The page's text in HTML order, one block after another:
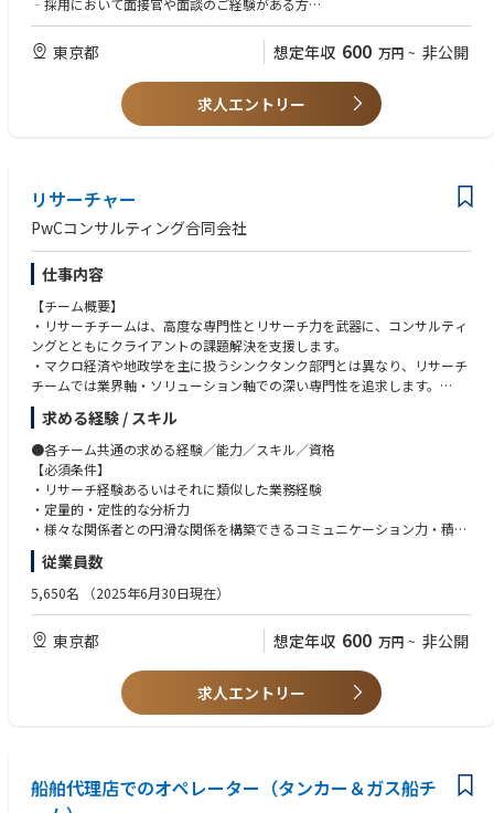
‐採用において面接官や面談のご経験がある方
【求められる資質】
以下を特に重視します。
‐企業にとって良い人材を採用することの重要性を理解し熱意をもって企
画～実行リード出来ること
‐課題を分析し、その解決方法を自ら提案できること
‐リクルーターとして学生に接するうえで必要なコミュニケーション能力
‐常にオペレーション改善を意識した仕事の進め方、スピード
東京都 想定年収 600 万円 ~ 非公開
求人エントリー
リサーチャー
PwCコンサルティング合同会社
仕事内容
【チーム概要】
・リサーチチームは、高度な専門性とリサーチ力を武器に、コンサルティ
ングとともにクライアントの課題解決を支援します。
・マクロ経済や地政学を主に扱うシンクタンク部門とは異なり、リサーチ
チームでは業界軸・ソリューション軸での深い専門性を追求します。
・ミドルオフィスという立ち位置にて短期的な売上責任にとらわれること
なく、業界全体を広く俯瞰する視点を保ちながら、リサーチ力を生かした
本質的な付加価値創出を目指します。
【業務内容】
・提案やコンサルティングプロジェクトの中で、さまざまなリサーチ手法
や専門知見を駆使しながら、コンサルタントと協働しています。
し、PwCブランドの向上に貢献しています。
・業界・企業分析レポート、Newsletter、社内セミナーといった形で、専
門知見の社内発信を行っています。
・コンサルタントに対する調査設計やリサーチツールのアドバイスをする
役割も担っています。
・幅広いコンサルティングプロジェクトに入り込み、社会課題・企業課題
バイスを得ながら、複雑な課題をチームワークで解いていく知的刺激を経
験できます。
求める経験 / スキル
●各チーム共通の求める経験／能力／スキル／資格
【必須条件】
・リサーチ経験あるいはそれに類似した業務経験
・定量的・定性的な分析力
・様々な関係者との円滑な関係を構築できるコミュニケーション力・積極
性
・ビジネスレベルの英語力（読み書き）
～経験～
・IT調査会社でのリサーチ経験、またはITソリューション動向調査の経験
・投資銀行や証券会社、PEファンドなど金融機関でのアナリスト経験、機
関投資家でのファンドマネージャー・バイサイドアナリスト経験
・プロフェッショナルファームやシンクタンク、専門調査会社、総研など
・調査レポート等の執筆スキル
・リサーチツールの高度な使いこなしスキル（Gartner, IDC, Forrester, LSE
従業員数
5,650名 （2025年6月30日現在）
東京都 想定年収 600 万円 ~ 非公開
求人エントリー
船舶代理店でのオペレーター（タンカー＆ガス船チ